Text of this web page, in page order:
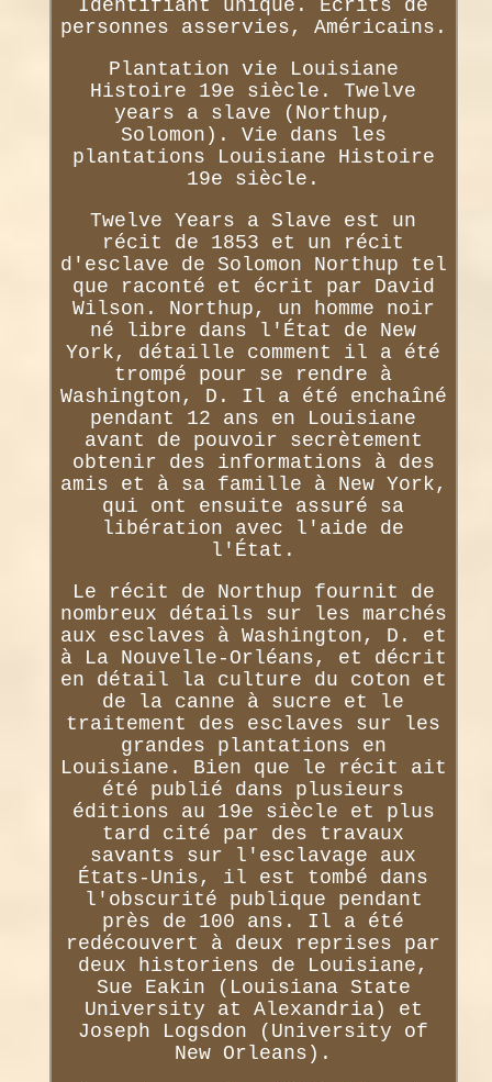
Identifiant unique. Écrits de
personnes asservies, Américains.
Plantation vie Louisiane
Histoire 19e siècle. Twelve
years a slave (Northup,
Solomon). Vie dans les
plantations Louisiane Histoire
19e siècle.
Twelve Years a Slave est un
récit de 1853 et un récit
d'esclave de Solomon Northup tel
que raconté et écrit par David
Wilson. Northup, un homme noir
né libre dans l'État de New
York, détaille comment il a été
trompé pour se rendre à
Washington, D. Il a été enchaîné
pendant 12 ans en Louisiane
avant de pouvoir secrètement
obtenir des informations à des
amis et à sa famille à New York,
qui ont ensuite assuré sa
libération avec l'aide de
l'État.
Le récit de Northup fournit de
nombreux détails sur les marchés
aux esclaves à Washington, D. et
à La Nouvelle-Orléans, et décrit
en détail la culture du coton et
de la canne à sucre et le
traitement des esclaves sur les
grandes plantations en
Louisiane. Bien que le récit ait
été publié dans plusieurs
éditions au 19e siècle et plus
tard cité par des travaux
savants sur l'esclavage aux
États-Unis, il est tombé dans
l'obscurité publique pendant
près de 100 ans. Il a été
redécouvert à deux reprises par
deux historiens de Louisiane,
Sue Eakin (Louisiana State
University at Alexandria) et
Joseph Logsdon (University of
New Orleans).